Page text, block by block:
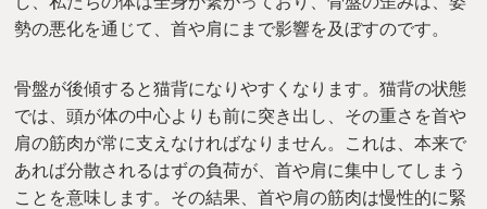
勢の悪化を通じて、首や肩にまで影響を及ぼすのです。
骨盤が後傾すると猫背になりやすくなります。猫背の状態
では、頭が体の中心よりも前に突き出し、その重さを首や
肩の筋肉が常に支えなければなりません。これは、本来で
あれば分散されるはずの負荷が、首や肩に集中してしまう
ことを意味します。その結果、首や肩の筋肉は慢性的に緊